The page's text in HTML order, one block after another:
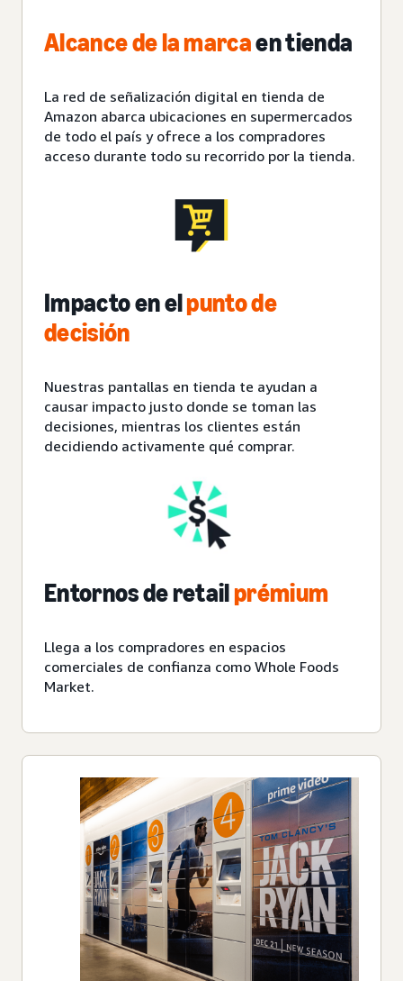
Alcance de la marcaen tienda
La red de señalización digital en tienda de
Amazon abarca ubicaciones en supermercados
de todo el país y ofrece a los compradores
acceso durante todo su recorrido por la tienda.
Impacto en elpunto de
decisión
Nuestras pantallas en tienda te ayudan a
causar impacto justo donde se toman las
decisiones, mientras los clientes están
decidiendo activamente qué comprar.
Entornos de retailprémium
Llega a los compradores en espacios
comerciales de confianza como Whole Foods
Market.